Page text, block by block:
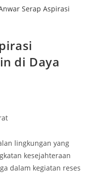
di Daya
lingkungan yang
kesejahteraan
dalam kegiatan reses